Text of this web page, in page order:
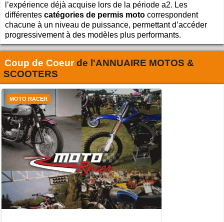
l’expérience déjà acquise lors de la période a2. Les
différentes catégories de permis moto correspondent
chacune à un niveau de puissance, permettant d’accéder
progressivement à des modèles plus performants.
Coup de Coeurde l'ANNUAIRE MOTOS &
SCOOTERS
MOTO RACER